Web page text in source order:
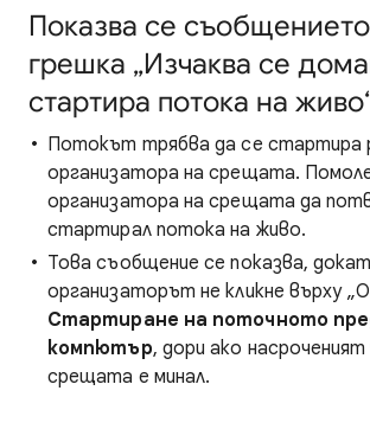
Показва се
грешка „Изчаква се
стартира потока на
Потокът трябва да се стартира
организатора на срещата.
организатора на срещата да
стартирал потока на живо.
Това съобщение се показва,
организаторът не кликне върху
Стартиране на поточното
компютър, дори ако насроченият
срещата е минал.